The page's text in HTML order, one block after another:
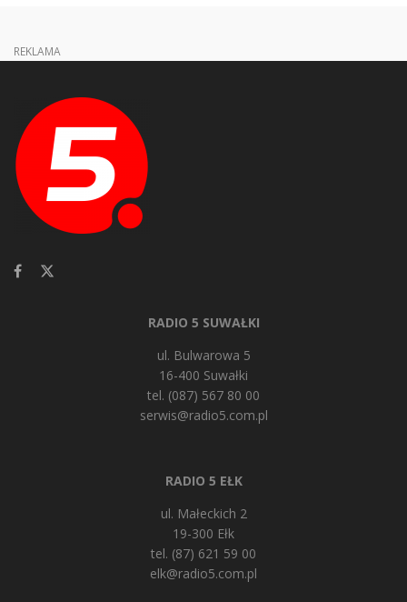
REKLAMA
RADIO 5 SUWAŁKI
ul. Bulwarowa 5
16-400 Suwałki
tel. (087) 567 80 00
serwis@radio5.com.pl
RADIO 5 EŁK
ul. Małeckich 2
19-300 Ełk
tel. (87) 621 59 00
elk@radio5.com.pl